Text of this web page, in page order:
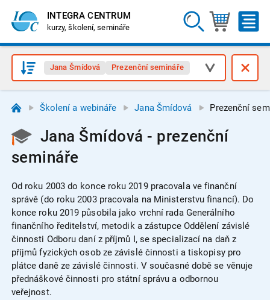
INTEGRA CENTRUM
kurzy, školení, semináře
Jana Šmídová Prezenční semináře
Školení a webináře Jana Šmídová Prezenční
Jana Šmídová - prezenční
semináře
Od roku 2003 do konce roku 2019 pracovala ve finanční
správě (do roku 2003 pracovala na Ministerstvu financí). Do
konce roku 2019 působila jako vrchní rada Generálního
finančního ředitelství, metodik a zástupce Oddělení závislé
činnosti Odboru daní z příjmů I, se specializací na daň z
příjmů fyzických osob ze závislé činnosti a tiskopisy pro
plátce daně ze závislé činnosti. V současné době se věnuje
přednáškové činnosti pro státní správu a odbornou
veřejnost.